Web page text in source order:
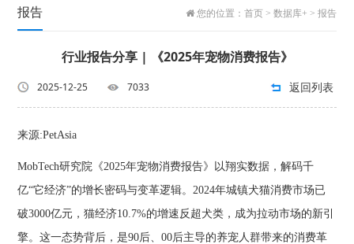
报告 您的位置： 首页> 数据库+ > 报告
行业报告分享 | 《2025年宠物消费报告》
2025-12-25 7033 返回列表
来源:PetAsia
MobTech研究院《2025年宠物消费报告》以翔实数据，解码千
亿“它经济”的增长密码与变革逻辑。2024年城镇犬猫消费市场已
破3000亿元，猫经济10.7%的增速反超犬类，成为拉动市场的新引
擎。这一态势背后，是90后、00后主导的养宠人群带来的消费革